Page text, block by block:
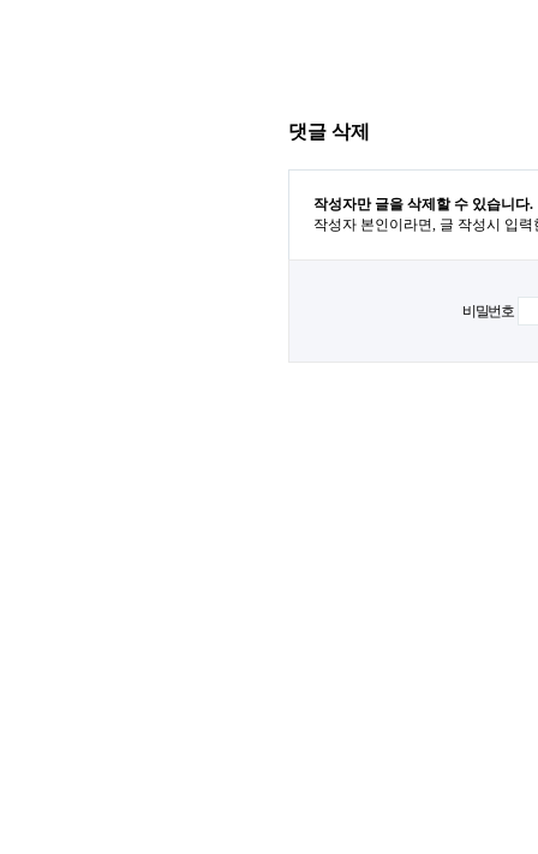
댓글 삭제
작성자만 글을 삭제할 수 있습니다.
작성자 본인이라면, 글 작성시 입
비밀번호